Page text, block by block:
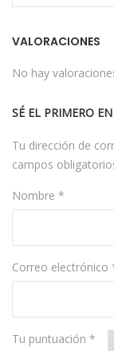
VALORACIONES
No hay
SÉ EL PRIMERO
Tu dirección de
campos
Nombre *
Correo electrónico
Tu puntuación *